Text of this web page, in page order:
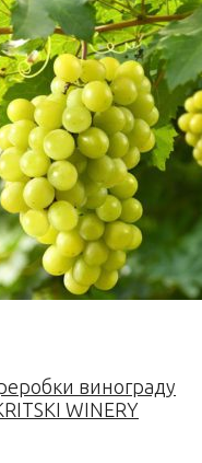
винограду
WINERY